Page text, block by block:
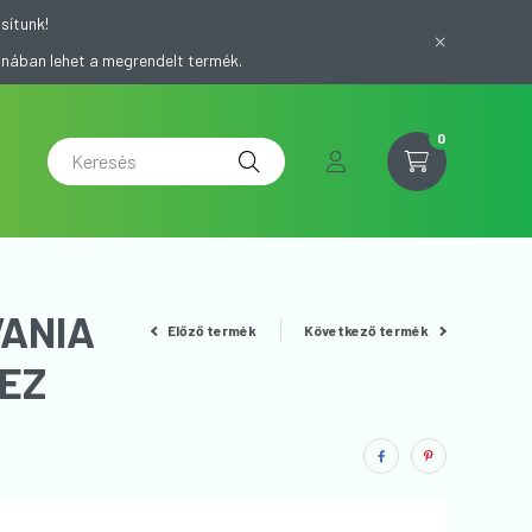
lehet a megrendelt termék.
0
Előző termék Következő termék